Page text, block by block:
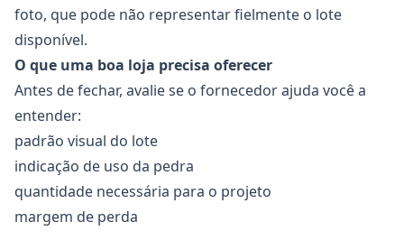
foto, que pode não representar fielmente o lote
disponível.
O que uma boa loja precisa oferecer
Antes de fechar, avalie se o fornecedor ajuda você a
entender:
padrão visual do lote
indicação de uso da pedra
quantidade necessária para o projeto
margem de perda